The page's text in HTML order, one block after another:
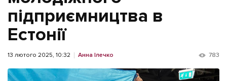
Культура
Афіша
ІНШЕ
підприємництва в
Естонії
13 лютого 2025, 10:32 Анна Ілечко 783